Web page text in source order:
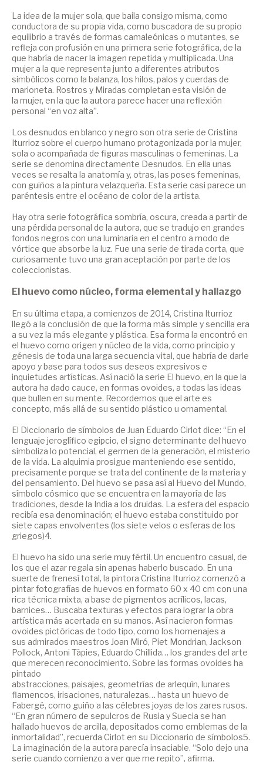
La idea de la mujer sola, que baila consigo misma, como
conductora de su propia vida, como buscadora de su propio
equilibrio a través de formas camaleónicas o mutantes, se
refleja con profusión en una primera serie fotográfica, de la
que habría de nacer la imagen repetida y multiplicada. Una
mujer a la que representa junto a diferentes atributos
simbólicos como la balanza, los hilos, palos y cuerdas de
marioneta. Rostros y Miradas completan esta visión de
la mujer, en la que la autora parece hacer una reflexión
personal “en voz alta”.
Los desnudos en blanco y negro son otra serie de Cristina
Iturrioz sobre el cuerpo humano protagonizada por la mujer,
sola o acompañada de figuras masculinas o femeninas. La
serie se denomina directamente Desnudos. En ella unas
veces se resalta la anatomía y, otras, las poses femeninas,
con guiños a la pintura velazqueña. Esta serie casi parece un
paréntesis entre el océano de color de la artista.
Hay otra serie fotográfica sombría, oscura, creada a partir de
una pérdida personal de la autora, que se tradujo en grandes
fondos negros con una luminaria en el centro a modo de
vórtice que absorbe la luz. Fue una serie de tirada corta, que
curiosamente tuvo una gran aceptación por parte de los
coleccionistas.
El huevo como núcleo, forma elemental y hallazgo
En su última etapa, a comienzos de 2014, Cristina Iturrioz
llegó a la conclusión de que la forma más simple y sencilla era
a su vez la más elegante y plástica. Esa forma la encontró en
el huevo como origen y núcleo de la vida, como principio y
génesis de toda una larga secuencia vital, que habría de darle
apoyo y base para todos sus deseos expresivos e
inquietudes artísticas. Así nació la serie El huevo, en la que la
autora ha dado cauce, en formas ovoides, a todas las ideas
que bullen en su mente. Recordemos que el arte es
concepto, más allá de su sentido plástico u ornamental.
El Diccionario de símbolos de Juan Eduardo Cirlot dice: “En el
lenguaje jeroglífico egipcio, el signo determinante del huevo
simboliza lo potencial, el germen de la generación, el misterio
de la vida. La alquimia prosigue manteniendo ese sentido,
precisamente porque se trata del continente de la materia y
del pensamiento. Del huevo se pasa así al Huevo del Mundo,
símbolo cósmico que se encuentra en la mayoría de las
tradiciones, desde la India a los druidas. La esfera del espacio
recibía esa denominación; el huevo estaba constituido por
siete capas envolventes (los siete velos o esferas de los
griegos)4.
El huevo ha sido una serie muy fértil. Un encuentro casual, de
los que el azar regala sin apenas haberlo buscado. En una
suerte de frenesí total, la pintora Cristina Iturrioz comenzó a
pintar fotografías de huevos en formato 60 x 40 cm con una
rica técnica mixta, a base de pigmentos acrílicos, lacas,
barnices… Buscaba texturas y efectos para lograr la obra
artística más acertada en su manos. Así nacieron formas
ovoides pictóricas de todo tipo, como los homenajes a
sus admirados maestros Joan Miró, Piet Mondrian, Jackson
Pollock, Antoni Tàpies, Eduardo Chillida… los grandes del arte
que merecen reconocimiento. Sobre las formas ovoides ha
pintado
abstracciones, paisajes, geometrías de arlequín, lunares
flamencos, irisaciones, naturalezas… hasta un huevo de
Fabergé, como guiño a las célebres joyas de los zares rusos.
“En gran número de sepulcros de Rusia y Suecia se han
hallado huevos de arcilla, depositados como emblemas de la
inmortalidad”, recuerda Cirlot en su Diccionario de símbolos5.
La imaginación de la autora parecía insaciable. “Solo dejo una
serie cuando comienzo a ver que me repito”, afirma.